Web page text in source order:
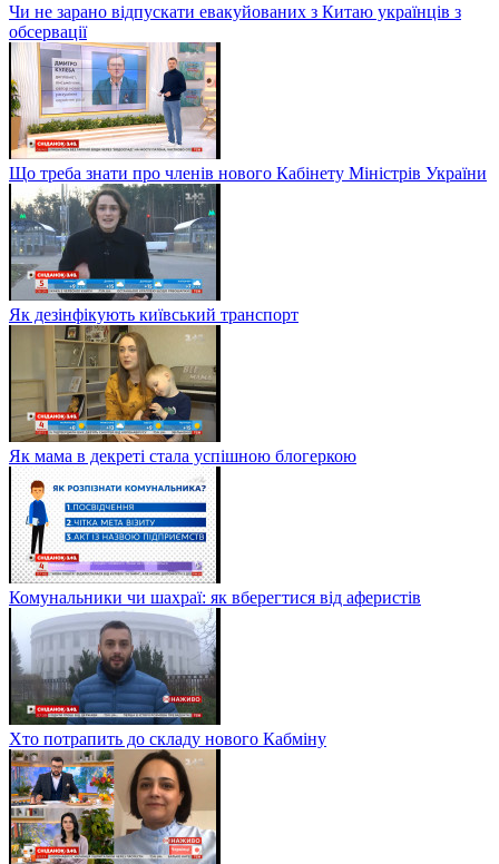
Чи не зарано відпускати евакуйованих з Китаю українців з
обсервації
Що треба знати про членів нового Кабінету Міністрів України
Як дезінфікують київський транспорт
Як мама в декреті стала успішною блогеркою
Комунальники чи шахраї: як вберегтися від аферистів
Хто потрапить до складу нового Кабміну